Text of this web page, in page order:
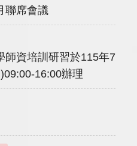
聯席會議
師資培訓研習於115年7
16:00辦理